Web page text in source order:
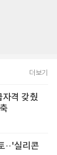
더보기
격 갖췄
··'실리콘